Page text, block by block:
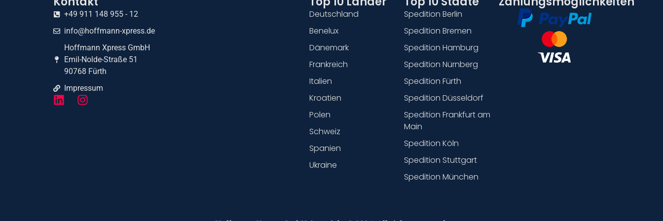
+49 911 148 955 - 12
info@hoffmann-xpress.de
Hoffmann Xpress GmbH
Emil-Nolde-Straße 51
90768 Fürth
Impressum
Deutschland
Benelux
Dänemark
Frankreich
Italien
Kroatien
Polen
Schweiz
Spanien
Ukraine
Spedition Berlin
Spedition Bremen
Spedition Hamburg
Spedition Nürnberg
Spedition Fürth
Spedition Düsseldorf
Spedition Frankfurt am
Main
Spedition Köln
Spedition Stuttgart
Spedition München